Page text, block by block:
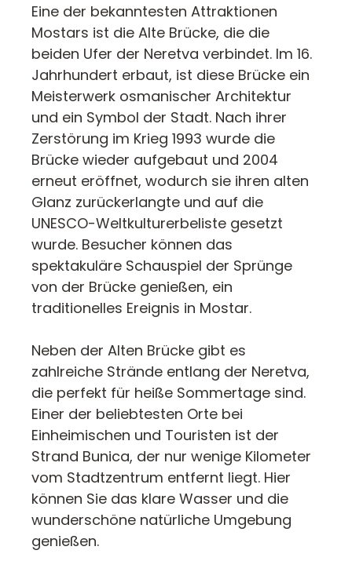
Eine der bekanntesten Attraktionen
Mostars ist die Alte Brücke, die die
beiden Ufer der Neretva verbindet. Im 16.
Jahrhundert erbaut, ist diese Brücke ein
Meisterwerk osmanischer Architektur
und ein Symbol der Stadt. Nach ihrer
Zerstörung im Krieg 1993 wurde die
Brücke wieder aufgebaut und 2004
erneut eröffnet, wodurch sie ihren alten
Glanz zurückerlangte und auf die
UNESCO-Weltkulturerbeliste gesetzt
wurde. Besucher können das
spektakuläre Schauspiel der Sprünge
von der Brücke genießen, ein
traditionelles Ereignis in Mostar.
Neben der Alten Brücke gibt es
zahlreiche Strände entlang der Neretva,
die perfekt für heiße Sommertage sind.
Einer der beliebtesten Orte bei
Einheimischen und Touristen ist der
Strand Bunica, der nur wenige Kilometer
vom Stadtzentrum entfernt liegt. Hier
können Sie das klare Wasser und die
wunderschöne natürliche Umgebung
genießen.